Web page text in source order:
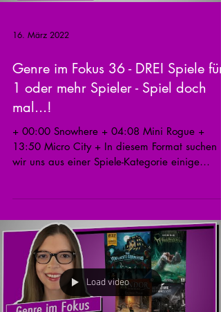
16. März 2022
Genre im Fokus 36 - DREI Spiele für
1 oder mehr Spieler - Spiel doch
mal...!
+ 00:00 Snowhere + 04:08 Mini Rogue +
13:50 Micro City + In diesem Format suchen
wir uns aus einer Spiele-Kategorie einige
Load video